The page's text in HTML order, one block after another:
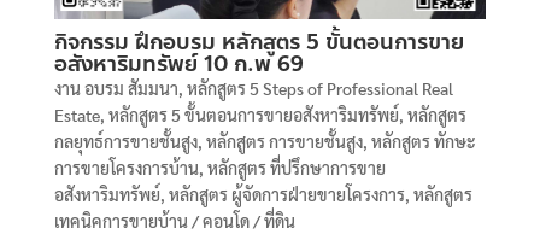
กิจกรรม ฝึกอบรม หลักสูตร 5 ขั้นตอนการขาย
อสังหาริมทรัพย์ 10 ก.พ 69
งาน อบรม สัมมนา, หลักสูตร 5 Steps of Professional Real
Estate, หลักสูตร 5 ขั้นตอนการขายอสังหาริมทรัพย์, หลักสูตร
กลยุทธ์การขายชั้นสูง, หลักสูตร การขายชั้นสูง, หลักสูตร ทักษะ
การขายโครงการบ้าน, หลักสูตร ที่ปรึกษาการขาย
อสังหาริมทรัพย์, หลักสูตร ผู้จัดการฝ่ายขายโครงการ, หลักสูตร
เทคนิคการขายบ้าน / คอนโด / ที่ดิน